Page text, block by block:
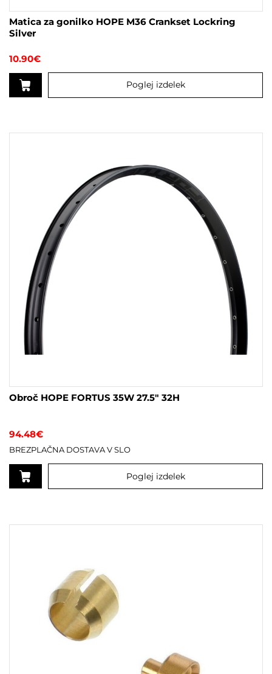
Matica za gonilko HOPE M36 Crankset Lockring
Silver
10.90€
Poglej izdelek
Obroč HOPE FORTUS 35W 27.5″ 32H
94.48€
BREZPLAČNA DOSTAVA V SLO
Poglej izdelek